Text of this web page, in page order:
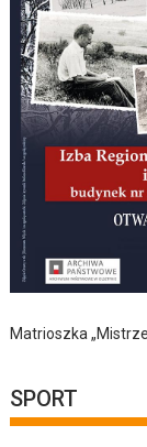
Matrioszka
SPORT